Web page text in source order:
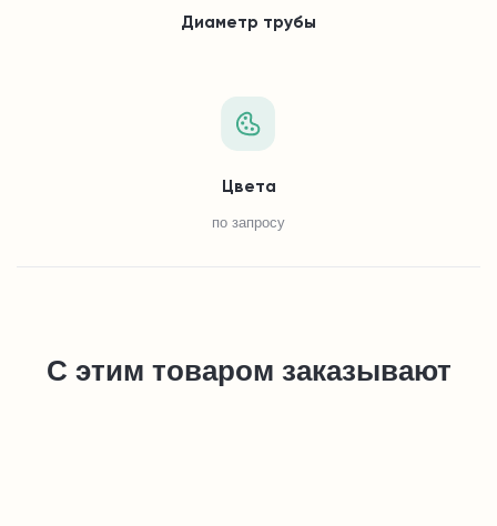
Диаметр трубы
Цвета
по запросу
С этим товаром заказывают